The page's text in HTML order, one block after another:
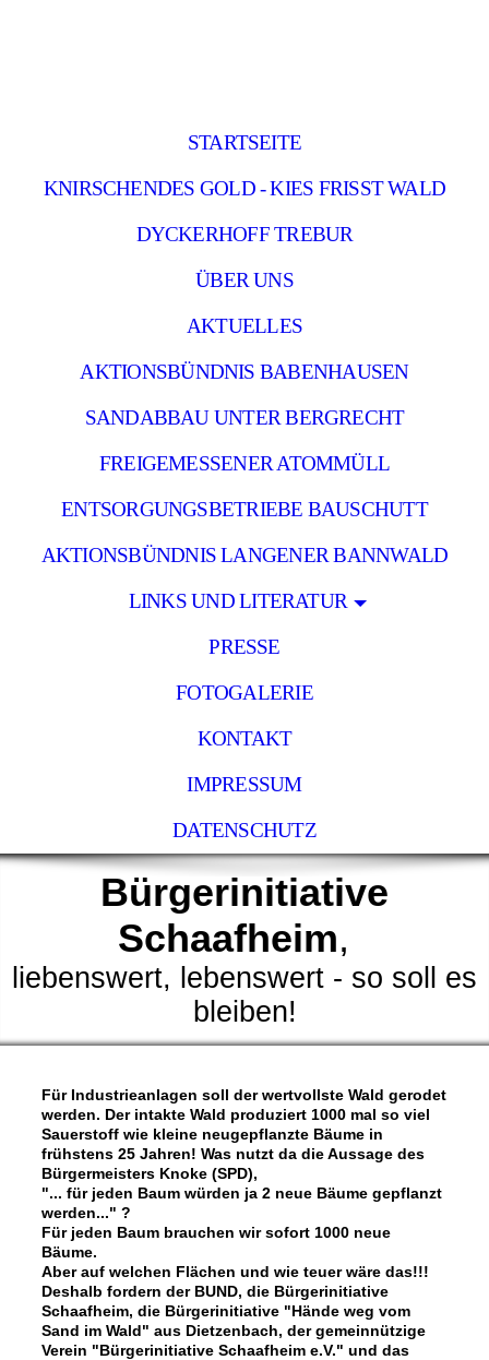
STARTSEITE
KNIRSCHENDES GOLD - KIES FRISST WALD
DYCKERHOFF TREBUR
ÜBER UNS
AKTUELLES
AKTIONSBÜNDNIS BABENHAUSEN
SANDABBAU UNTER BERGRECHT
FREIGEMESSENER ATOMMÜLL
ENTSORGUNGSBETRIEBE BAUSCHUTT
AKTIONSBÜNDNIS LANGENER BANNWALD
LINKS UND LITERATUR
PRESSE
FOTOGALERIE
KONTAKT
IMPRESSUM
DATENSCHUTZ
Bürgerinitiative
Schaafheim,
liebenswert, lebenswert - so soll es
bleiben!
Für Industrieanlagen soll der wertvollste Wald gerodet
werden. Der intakte Wald produziert 1000 mal so viel
Sauerstoff wie kleine neugepflanzte Bäume in
frühstens 25 Jahren! Was nutzt da die Aussage des
Bürgermeisters Knoke (SPD),
"... für jeden Baum würden ja 2 neue Bäume gepflanzt
werden..." ?
Für jeden Baum brauchen wir sofort 1000 neue
Bäume.
Aber auf welchen Flächen und wie teuer wäre das!!!
Deshalb fordern der BUND, die Bürgerinitiative
Schaafheim, die Bürgerinitiative "Hände weg vom
Sand im Wald" aus Dietzenbach, der gemeinnützige
Verein "Bürgerinitiative Schaafheim e.V." und das